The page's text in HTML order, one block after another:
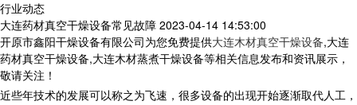
行业动态
大连药材真空干燥设备常见故障 2023-04-14 14:53:00
开原市鑫阳干燥设备有限公司为您免费提供大连木材真空干燥设备,大连
药材真空干燥设备,大连木材蒸煮干燥设备等相关信息发布和资讯展示，
敬请关注！
近些年技术的发展可以称之为飞速，很多设备的出现开始逐渐取代人工，